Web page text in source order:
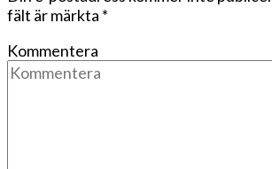
fält är märkta *
Kommentera